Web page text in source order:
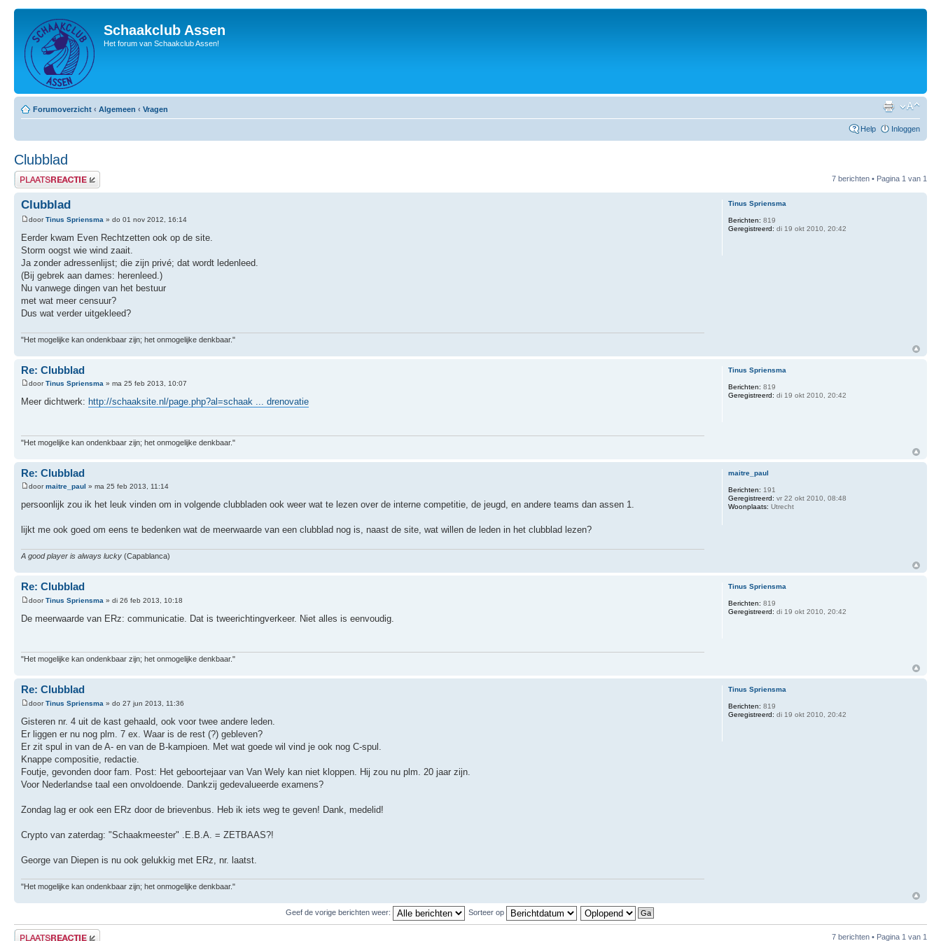
Schaakclub Assen
Het forum van Schaakclub Assen!
Forumoverzicht ‹ Algemeen ‹ Vragen
Help Inloggen
Clubblad
Plaats een reactie 7 berichten • Pagina 1 van 1
Clubblad
doorTinus Spriensma » do 01 nov 2012, 16:14
Eerder kwam Even Rechtzetten ook op de site.
Storm oogst wie wind zaait.
Ja zonder adressenlijst; die zijn privé; dat wordt ledenleed.
(Bij gebrek aan dames: herenleed.)
Nu vanwege dingen van het bestuur
met wat meer censuur?
Dus wat verder uitgekleed?
"Het mogelijke kan ondenkbaar zijn; het onmogelijke denkbaar."
Tinus Spriensma
Berichten: 819
Geregistreerd: di 19 okt 2010, 20:42
Re: Clubblad
doorTinus Spriensma » ma 25 feb 2013, 10:07
Meer dichtwerk: http://schaaksite.nl/page.php?al=schaak ... drenovatie
"Het mogelijke kan ondenkbaar zijn; het onmogelijke denkbaar."
Tinus Spriensma
Berichten: 819
Geregistreerd: di 19 okt 2010, 20:42
Re: Clubblad
doormaitre_paul » ma 25 feb 2013, 11:14
persoonlijk zou ik het leuk vinden om in volgende clubbladen ook weer wat te lezen over de interne competitie, de jeugd, en andere teams dan assen 1.
lijkt me ook goed om eens te bedenken wat de meerwaarde van een clubblad nog is, naast de site, wat willen de leden in het clubblad lezen?
A good player is always lucky (Capablanca)
maitre_paul
Berichten: 191
Geregistreerd: vr 22 okt 2010, 08:48
Woonplaats: Utrecht
Re: Clubblad
doorTinus Spriensma » di 26 feb 2013, 10:18
De meerwaarde van ERz: communicatie. Dat is tweerichtingverkeer. Niet alles is eenvoudig.
"Het mogelijke kan ondenkbaar zijn; het onmogelijke denkbaar."
Tinus Spriensma
Berichten: 819
Geregistreerd: di 19 okt 2010, 20:42
Re: Clubblad
doorTinus Spriensma » do 27 jun 2013, 11:36
Gisteren nr. 4 uit de kast gehaald, ook voor twee andere leden.
Er liggen er nu nog plm. 7 ex. Waar is de rest (?) gebleven?
Er zit spul in van de A- en van de B-kampioen. Met wat goede wil vind je ook nog C-spul.
Knappe compositie, redactie.
Foutje, gevonden door fam. Post: Het geboortejaar van Van Wely kan niet kloppen. Hij zou nu plm. 20 jaar zijn.
Voor Nederlandse taal een onvoldoende. Dankzij gedevalueerde examens?
Zondag lag er ook een ERz door de brievenbus. Heb ik iets weg te geven! Dank, medelid!
Crypto van zaterdag: "Schaakmeester" .E.B.A. = ZETBAAS?!
George van Diepen is nu ook gelukkig met ERz, nr. laatst.
"Het mogelijke kan ondenkbaar zijn; het onmogelijke denkbaar."
Tinus Spriensma
Berichten: 819
Geregistreerd: di 19 okt 2010, 20:42
Geef de vorige berichten weer: Sorteer op
Plaats een reactie 7 berichten • Pagina 1 van 1